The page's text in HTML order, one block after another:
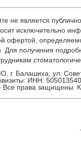
не является
исключительно
офертой,
Для получения
г. Балашиха, ул.
ИНН:
права защищены.